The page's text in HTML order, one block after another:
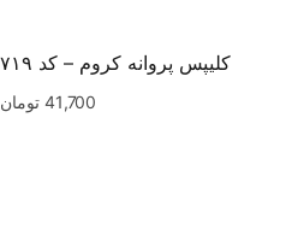
کلیپس پروانه کروم – کد ۷۱۹
41,700 تومان